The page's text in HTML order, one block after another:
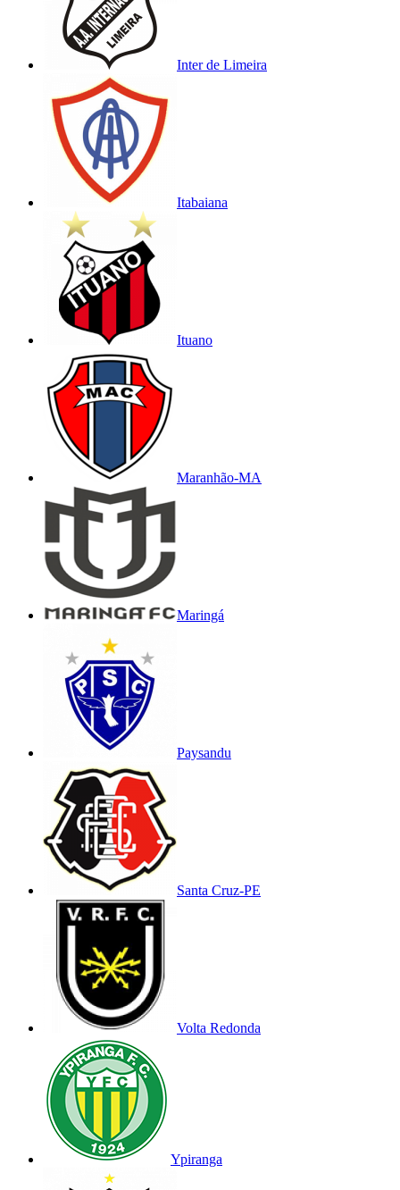
Inter de Limeira
Itabaiana
Ituano
Maranhão-MA
Maringá
Paysandu
Santa Cruz-PE
Volta Redonda
Ypiranga